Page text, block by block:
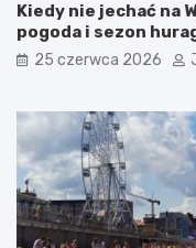
Kiedy nie jechać na
pogoda i sezon
25 czerwca 2026